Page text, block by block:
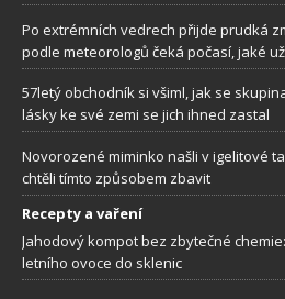
Po extrémních vedrech přijde prudká
podle meteorologů čeká počasí, jaké
57letý obchodník si všiml, jak se
lásky ke své zemi se jich ihned zastal
Novorozené miminko našli v igelitové
chtěli tímto způsobem zbavit
Recepty a vaření
Jahodový kompot bez zbytečné
letního ovoce do sklenic